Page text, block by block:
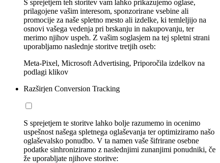
S sprejetjem teh storitev vam lahko prikazujemo oglase,
prilagojene vašim interesom, sponzorirane vsebine ali
promocije za naše spletno mesto ali izdelke, ki temleljijo na
osnovi vašega vedenja pri brskanju in nakupovanju, ter
merimo njihov uspeh. Z vašim soglasjem na tej spletni strani
uporabljamo naslednje storitve tretjih oseb:
Meta-Pixel, Microsoft Advertising, Priporočila izdelkov na
podlagi klikov
Razširjen Conversion Tracking
S sprejetjem te storitve lahko bolje razumemo in ocenimo
uspešnost našega spletnega oglaševanja ter optimiziramo našo
oglaševalsko ponudbo. V ta namen vaše šifrirane osebne
podatke sinhroniziramo z naslednjimi zunanjimi ponudniki, če
že uporabljate njihove storitve: